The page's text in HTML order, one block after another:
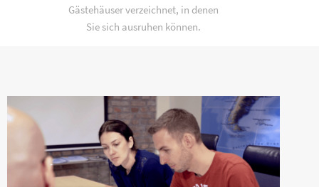
Gästehäuser verzeichnet, in denen
Sie sich ausruhen können.